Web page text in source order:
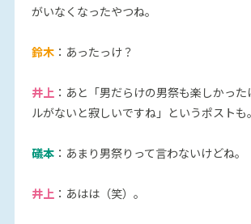
がいなくなったやつね。
鈴木：あったっけ？
井上 ：あと「男だらけの男祭も楽しかっ
ルがないと寂しいですね」というポストも。
礒本：あまり男祭りって言わないけどね。
井上 ：あはは（笑）。